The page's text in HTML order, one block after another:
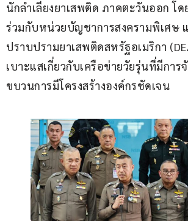
นักลำเลียงยาเสพติด ภาคตะวันออก โ
ร่วมกับหน่วยบัญชาการสงครามพิเศษ
ปราบปรามยาเสพติดสหรัฐอเมริกา
เบาะแสเกี่ยวกับเครือข่ายวัยรุ่นที่มีการ
ขบวนการมีโครงสร้างองค์กรชัดเจน